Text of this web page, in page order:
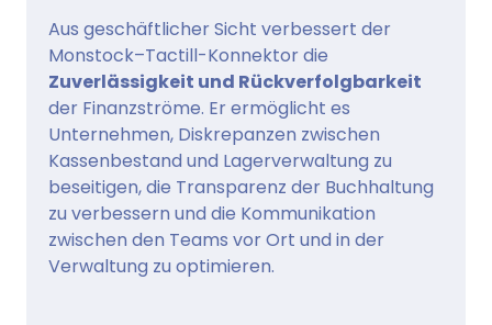
Aus geschäftlicher Sicht verbessert der
Monstock–Tactill-Konnektor die
Zuverlässigkeit und Rückverfolgbarkeit
der Finanzströme. Er ermöglicht es
Unternehmen, Diskrepanzen zwischen
Kassenbestand und Lagerverwaltung zu
beseitigen, die Transparenz der Buchhaltung
zu verbessern und die Kommunikation
zwischen den Teams vor Ort und in der
Verwaltung zu optimieren.